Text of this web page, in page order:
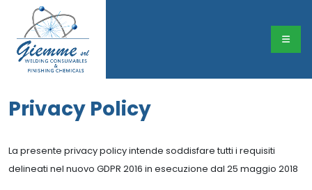
Privacy Policy
La presente privacy policy intende soddisfare tutti i requisiti
delineati nel nuovo GDPR 2016 in esecuzione dal 25 maggio 2018